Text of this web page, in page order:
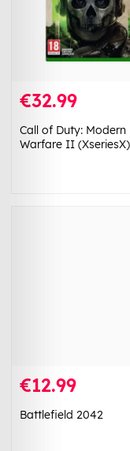
€32.99
Call of Duty: Modern
Warfare II (XseriesX)
€12.99
Battlefield 2042